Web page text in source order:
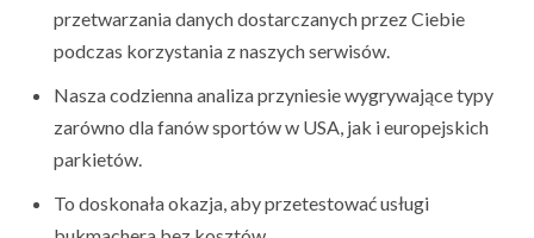
przetwarzania danych dostarczanych przez Ciebie
podczas korzystania z naszych serwisów.
Nasza codzienna analiza przyniesie wygrywające typy
zarówno dla fanów sportów w USA, jak i europejskich
parkietów.
To doskonała okazja, aby przetestować usługi